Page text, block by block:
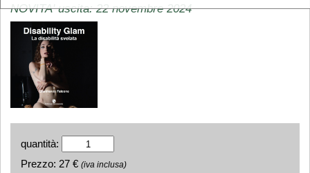
NOVITA' uscita: 22 novembre 2024
quantità:
Prezzo: 27 € (iva inclusa)